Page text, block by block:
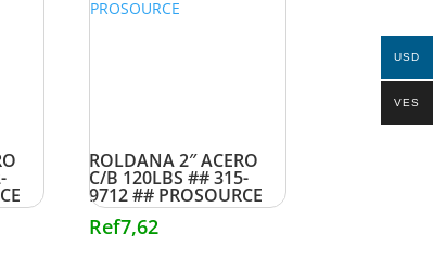
ROLDANA 2″ ACERO
C/B 120LBS ## 315-
9712 ## PROSOURCE
Ref7,62
USD
VES